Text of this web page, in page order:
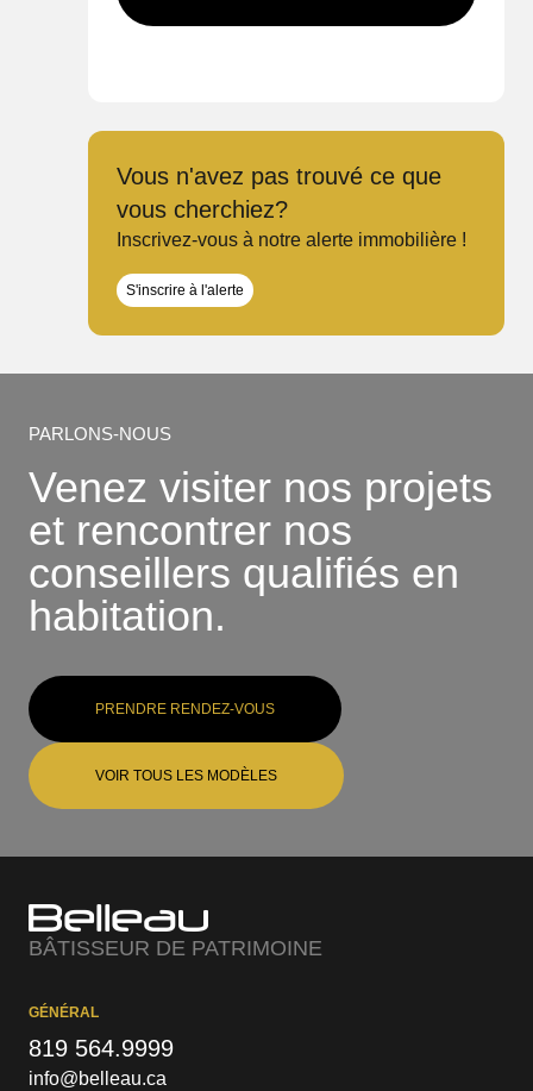
Vous n'avez pas trouvé ce que
vous cherchiez?
Inscrivez-vous à notre alerte immobilière !
S'inscrire à l'alerte
PARLONS-NOUS
Venez visiter nos projets
et rencontrer nos
conseillers qualifiés en
habitation.
PRENDRE RENDEZ-VOUS
VOIR TOUS LES MODÈLES
BÂTISSEUR DE PATRIMOINE
GÉNÉRAL
819 564.9999
info@belleau.ca